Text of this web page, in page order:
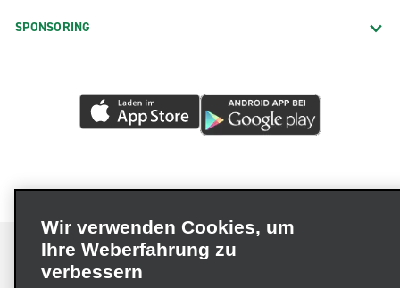
SPONSORING
Wir verwenden Cookies, um
Ihre Weberfahrung zu
verbessern